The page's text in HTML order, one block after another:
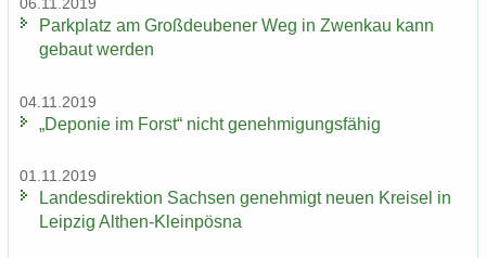
06.11.2019
Park­platz am Groß­deu­be­ner Weg in Zwenkau kann
ge­baut wer­den
04.11.2019
„De­po­nie im Forst“ nicht ge­neh­mi­gungs­fä­hig
01.11.2019
Lan­des­di­rek­ti­on Sach­sen ge­neh­migt neuen Krei­sel in
Leip­zig Althen-​Kleinpösna